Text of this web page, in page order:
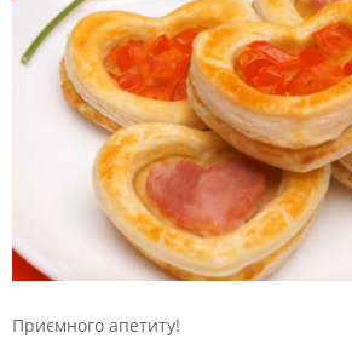
Приємного апетиту!